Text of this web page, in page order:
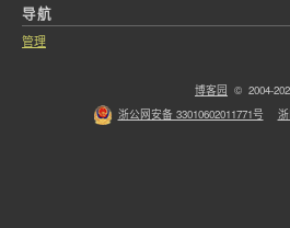
导航
管理
博客园 © 2004-
浙公网安备 33010602011771号